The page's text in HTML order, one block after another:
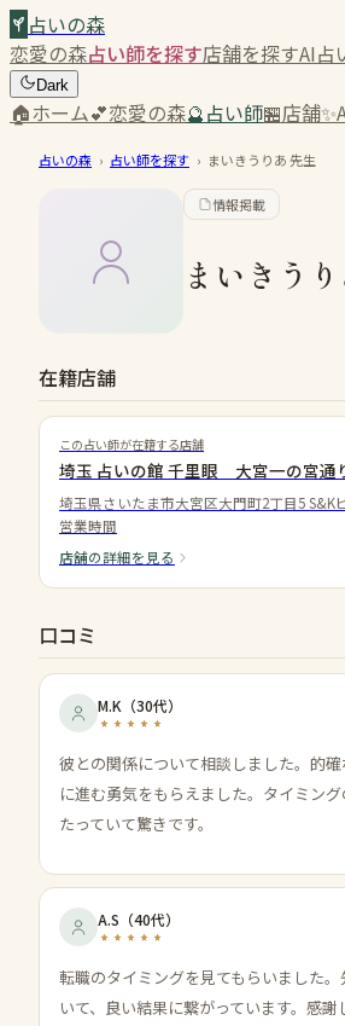
占いの森
恋愛の森占い師を探す店舗を探すAI占
Dark
🏠ホーム💕恋愛の森🔮占い師🏪店舗✨
占いの森 › 占い師を探す › まいきうりあ先生
情報掲載
まいきう
在籍店舗
この占い師が在籍する店舗
埼玉 占いの館 千里眼 大宮一の宮通
埼玉県さいたま市大宮区大門町2丁目5 S&K
営業時間
店舗の詳細を見る
口コミ
M.K （30代）
彼との関係について相談しました。的
に進む勇気をもらえました。タイミン
たっていて驚きです。
A.S （40代）
転職のタイミングを見てもらいました
いて、良い結果に繋がっています。感謝